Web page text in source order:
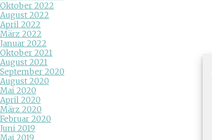
Oktober 2022
August 2022
April 2022
März 2022
Januar 2022
Oktober 2021
August 2021
September 2020
August 2020
Mai 2020
April 2020
März 2020
Februar 2020
Juni 2019
Mai 2019